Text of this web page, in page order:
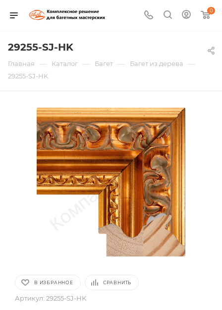
0
29255-SJ-HK
Главная — Каталог — Багет — Багет из дерева —
29255-SJ-HK
В ИЗБРАННОЕ СРАВНИТЬ
Артикул: 29255-SJ-HK